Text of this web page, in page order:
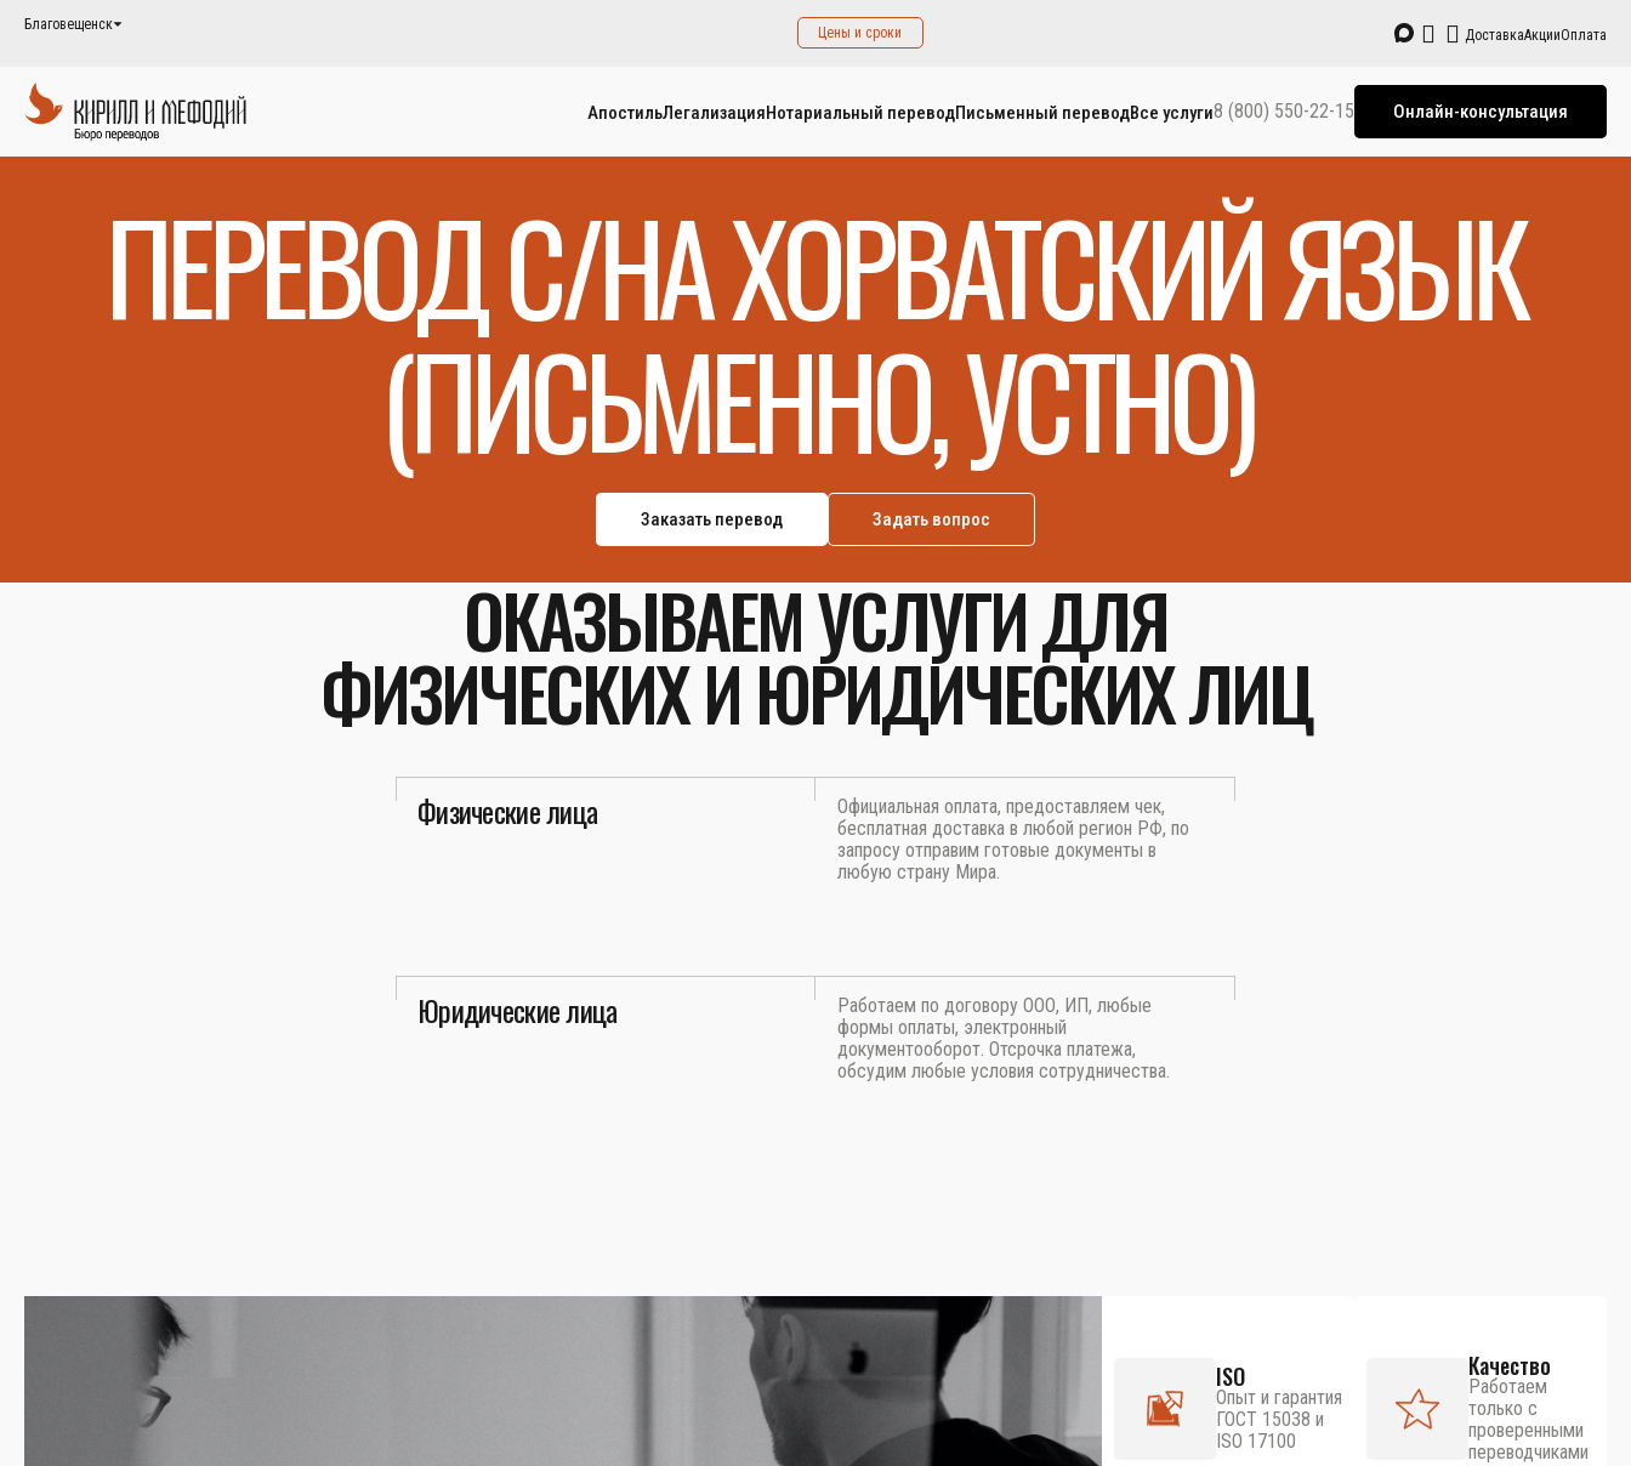
Благовещенск Цены и сроки ДоставкаАкцииОплата
АпостильЛегализацияНотариальный переводПисьменный переводВсе услуги8 (800) 550-22-15 Онлайн-консультация
ПЕРЕВОД С/НА ХОРВАТСКИЙ ЯЗЫК
(ПИСЬМЕННО, УСТНО)
Заказать перевод Задать вопрос
ОКАЗЫВАЕМ УСЛУГИ ДЛЯ
ФИЗИЧЕСКИХ И ЮРИДИЧЕСКИХ ЛИЦ
Физические лица
Официальная оплата, предоставляем чек,
бесплатная доставка в любой регион РФ, по
запросу отправим готовые документы в
любую страну Мира.
Юридические лица
Работаем по договору ООО, ИП, любые
формы оплаты, электронный
документооборот. Отсрочка платежа,
обсудим любые условия сотрудничества.
ISO
Опыт и гарантия
ГОСТ 15038 и
ISO 17100
Качество
Работаем
только с
проверенными
переводчиками